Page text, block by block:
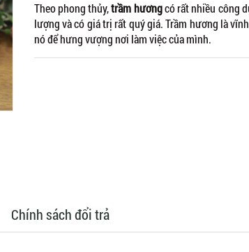
Theo phong thủy,trầm hươngcó rất nhiều công
lượng và có giá trị rất quý giá. Trầm hương là
nó để hưng vượng nơi làm việc của mình.
Chính sách đổi trả